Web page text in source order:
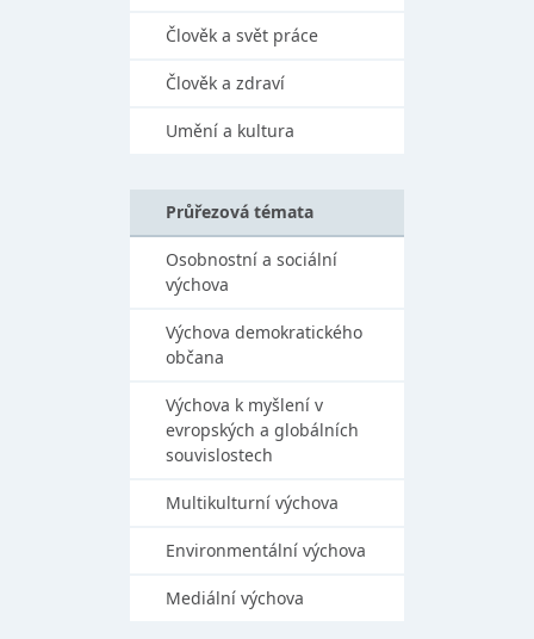
Člověk a svět práce
Člověk a zdraví
Umění a kultura
Průřezová témata
Osobnostní a sociální
výchova
Výchova demokratického
občana
Výchova k myšlení v
evropských a globálních
souvislostech
Multikulturní výchova
Environmentální výchova
Mediální výchova